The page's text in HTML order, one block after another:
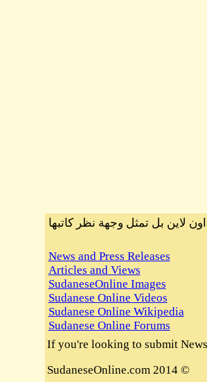
لاين بل تمثل وجهة نظر كاتبها
News and Press Releases
Articles and Views
SudaneseOnline Images
Sudanese Online Videos
Sudanese Online Wikipedia
Sudanese Online Forums
If you're looking to submit
© 2014 SudaneseOnline.com